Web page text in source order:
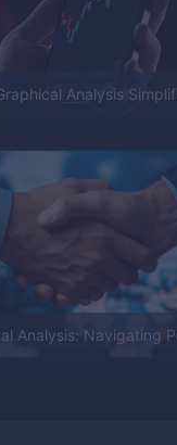
Analysis
Analysis: Navigating